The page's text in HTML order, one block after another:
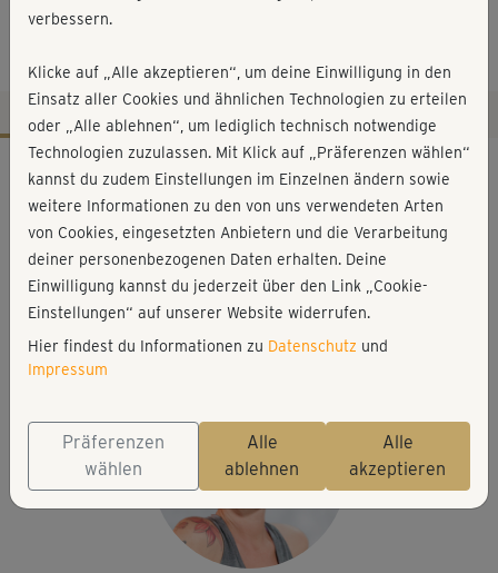
Yin Yoga mit Karo - Kurzprogramm
Workout-Facts
leicht
15 Min
29 kcal
Karo Wagner
Matte
verbessern.
Klicke auf „Alle akzeptieren“, um deine Einwilligung in den
Einsatz aller Cookies und ähnlichen Technologien zu erteilen
oder „Alle ablehnen“, um lediglich technisch notwendige
Technologien zuzulassen. Mit Klick auf „Präferenzen wählen“
kannst du zudem Einstellungen im Einzelnen ändern sowie
weitere Informationen zu den von uns verwendeten Arten
von Cookies, eingesetzten Anbietern und die Verarbeitung
deiner personenbezogenen Daten erhalten. Deine
Einwilligung kannst du jederzeit über den Link „Cookie-
Einstellungen“ auf unserer Website widerrufen.
Hier findest du Informationen zu Datenschutz und
Impressum
Präferenzen
wählen
Alle
ablehnen
Alle
akzeptieren